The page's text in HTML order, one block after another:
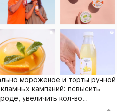
мороженое и торты ручной
кампаний: повысить
увеличить кол-во